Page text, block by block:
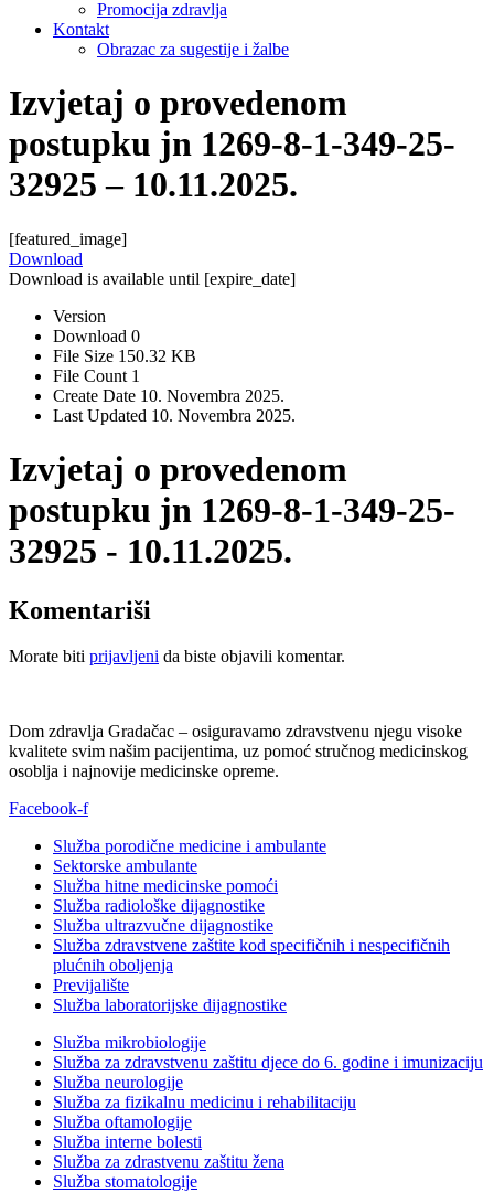
Promocija zdravlja
Kontakt
Obrazac za sugestije i žalbe
Izvjetaj o provedenom
postupku jn 1269-8-1-349-25-
32925 – 10.11.2025.
[featured_image]
Download
Download is available until [expire_date]
Version
Download 0
File Size 150.32 KB
File Count 1
Create Date 10. Novembra 2025.
Last Updated 10. Novembra 2025.
Izvjetaj o provedenom
postupku jn 1269-8-1-349-25-
32925 - 10.11.2025.
Komentariši
Morate biti prijavljeni da biste objavili komentar.
Dom zdravlja Gradačac – osiguravamo zdravstvenu njegu visoke
kvalitete svim našim pacijentima, uz pomoć stručnog medicinskog
osoblja i najnovije medicinske opreme.
Facebook-f
Služba porodične medicine i ambulante
Sektorske ambulante
Služba hitne medicinske pomoći
Služba radiološke dijagnostike
Služba ultrazvučne dijagnostike
Služba zdravstvene zaštite kod specifičnih i nespecifičnih
plućnih oboljenja
Previjalište
Služba laboratorijske dijagnostike
Služba mikrobiologije
Služba za zdravstvenu zaštitu djece do 6. godine i imunizaciju
Služba neurologije
Služba za fizikalnu medicinu i rehabilitaciju
Služba oftamologije
Služba interne bolesti
Služba za zdrastvenu zaštitu žena
Služba stomatologije